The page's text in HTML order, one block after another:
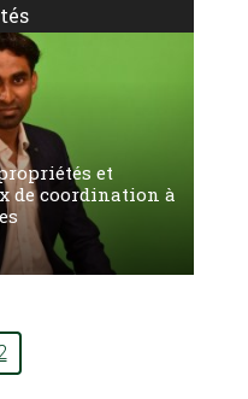
et
de coordination à